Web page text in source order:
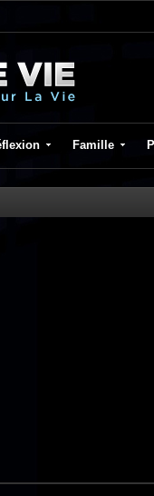
Famille